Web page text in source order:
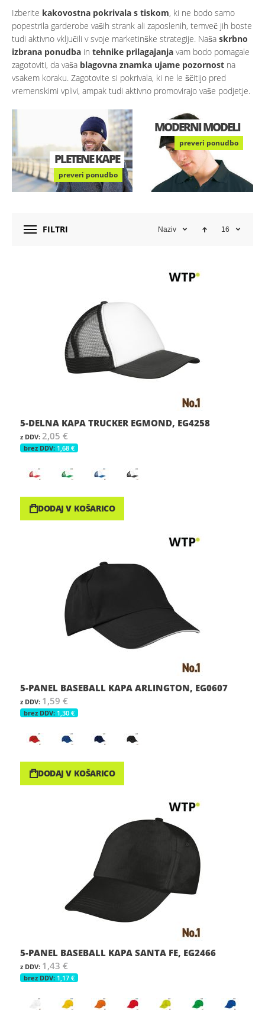
Izberite kakovostna pokrivala s tiskom, ki ne bodo samo
popestrila garderobe vaših strank ali zaposlenih, temveč jih boste
tudi aktivno vključili v svoje marketinške strategije. Naša skrbno
izbrana ponudba in tehnike prilagajanja vam bodo pomagale
zagotoviti, da vaša blagovna znamka ujame pozornost na
vsakem koraku. Zagotovite si pokrivala, ki ne le ščitijo pred
vremenskimi vplivi, ampak tudi aktivno promovirajo vaše podjetje.
PLETENE KAPE
preveri ponudbo
MODERNI MODELI
preveri ponudbo
FILTRI Naziv 16
5-DELNA KAPA TRUCKER EGMOND, EG4258
2,05 €
1,68 €
DODAJ V KOŠARICO
5-PANEL BASEBALL KAPA ARLINGTON, EG0607
1,59 €
1,30 €
DODAJ V KOŠARICO
5-PANEL BASEBALL KAPA SANTA FE, EG2466
1,43 €
1,17 €